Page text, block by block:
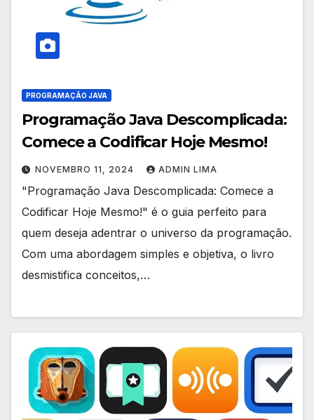
PROGRAMAÇÃO JAVA
Programação Java Descomplicada:
Comece a Codificar Hoje Mesmo!
NOVEMBRO 11, 2024 ADMIN LIMA
"Programação Java Descomplicada: Comece a
Codificar Hoje Mesmo!" é o guia perfeito para
quem deseja adentrar o universo da programação.
Com uma abordagem simples e objetiva, o livro
desmistifica conceitos,…